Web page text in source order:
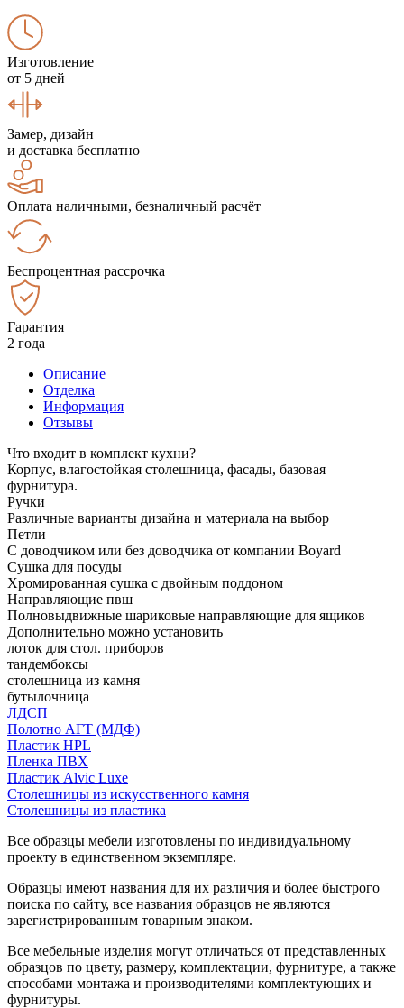
Изготовление
от 5 дней
Замер, дизайн
и доставка бесплатно
Оплата наличными, безналичный расчёт
Беспроцентная рассрочка
Гарантия
2 года
Описание
Отделка
Информация
Отзывы
Что входит в комплект кухни?
Корпус, влагостойкая столешница, фасады, базовая
фурнитура.
Ручки
Различные варианты дизайна и материала на выбор
Петли
С доводчиком или без доводчика от компании Boyard
Сушка для посуды
Хромированная сушка с двойным поддоном
Направляющие пвш
Полновыдвижные шариковые направляющие для ящиков
Дополнительно можно установить
лоток для стол. приборов
тандембоксы
столешница из камня
бутылочница
ЛДСП
Полотно АГТ (МДФ)
Пластик HPL
Пленка ПВХ
Пластик Alvic Luxe
Столешницы из искусственного камня
Столешницы из пластика
Все образцы мебели изготовлены по индивидуальному
проекту в единственном экземпляре.
Образцы имеют названия для их различия и более быстрого
поиска по сайту, все названия образцов не являются
зарегистрированным товарным знаком.
Все мебельные изделия могут отличаться от представленных
образцов по цвету, размеру, комплектации, фурнитуре, а также
способами монтажа и производителями комплектующих и
фурнитуры.